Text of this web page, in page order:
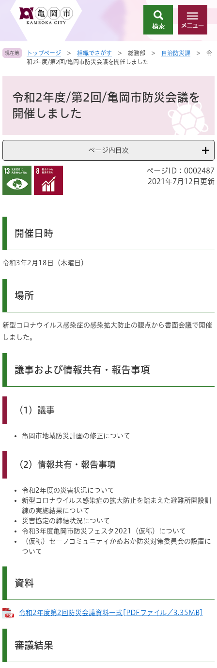
頭
す
飛
し
索
メ
ニ
ー
現在地 トップページ > 組織でさがす > 総務部 > 自治防災課 >
令
和2年度/第2回/亀岡市防災会議を開催しました
令和2年度/第2回/亀岡市防災会議を
開催しました
ページ内目次
ページID：0002487
2021年7月12日更新
開催日時
令和3年2月18日（木曜日）
場所
新型コロナウイルス感染症の感染拡大防止の観点から書面会議で開催
しました。
議事および情報共有・報告事項
（1）議事
亀岡市地域防災計画の修正について
（2）情報共有・報告事項
令和2年度の災害状況について
新型コロナウイルス感染症の拡大防止を踏まえた避難所開設訓
練の実施結果について
災害協定の締結状況について
令和3年度亀岡市防災フェスタ2021（仮称）について
（仮称）セーフコミュニティかめおか防災対策委員会の設置に
ついて
資料
令和2年度第2回防災会議資料一式[PDFファイル／3.35MB]
審議結果